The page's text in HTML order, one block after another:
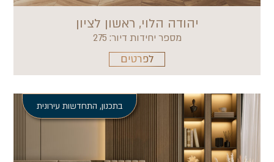
יהודה הלוי, ראשון לציון
מספר יחידות דיור: 275
לפרטים
בתכנון, התחדשות עירונית